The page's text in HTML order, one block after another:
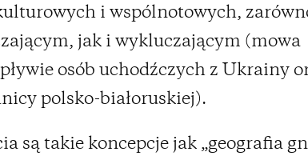
i wspólnotowych,
jak i wykluczającym (mowa
osób uchodźczych z Ukrainy
polsko-białoruskiej).
są takie koncepcje jak „geografia